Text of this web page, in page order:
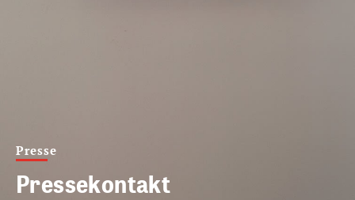
Presse
Pressekontakt